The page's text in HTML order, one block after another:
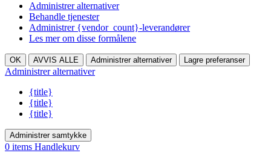
Administrer alternativer
Behandle tjenester
Administrer {vendor_count}-leverandører
Les mer om disse formålene
OK AVVIS ALLE Administrer alternativer Lagre preferanser
Administrer alternativer
{title}
{title}
{title}
Administrer samtykke
0 items Handlekurv